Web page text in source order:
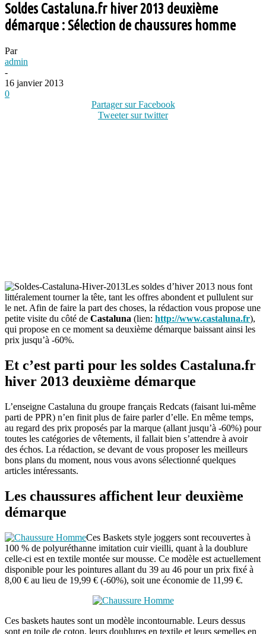
Soldes Castaluna.fr hiver 2013 deuxième
démarque : Sélection de chaussures homme
Par
admin
-
16 janvier 2013
0
Partager sur Facebook
Tweeter sur twitter
Les soldes d’hiver 2013 nous font
littéralement tourner la tête, tant les offres abondent et pullulent sur
le net. Afin de faire la part des choses, la rédaction vous propose une
petite visite du côté de Castaluna (lien: http://www.castaluna.fr),
qui propose en ce moment sa deuxième démarque baissant ainsi les
prix jusqu’à -60%.
Et c’est parti pour les soldes Castaluna.fr
hiver 2013 deuxième démarque
L’enseigne Castaluna du groupe français Redcats (faisant lui-même
parti de PPR) n’en finit plus de faire parler d’elle. En même temps,
au regard des prix proposés par la marque (allant jusqu’à -60%) pour
toutes les catégories de vêtements, il fallait bien s’attendre à avoir
des échos. La rédaction, se devant de vous proposer les meilleurs
bons plans du moment, nous vous avons sélectionné quelques
articles intéressants.
Les chaussures affichent leur deuxième
démarque
Ces Baskets style joggers sont recouvertes à
100 % de polyuréthanne imitation cuir vieilli, quant à la doublure
celle-ci est en textile montée sur mousse. Ce modèle est actuellement
disponible pour les pointures allant du 39 au 46 pour un prix fixé à
8,00 € au lieu de 19,99 € (-60%), soit une économie de 11,99 €.
Ces baskets hautes sont un modèle incontournable. Leurs dessus
sont en toile de coton, leurs doublures en textile et leurs semelles en